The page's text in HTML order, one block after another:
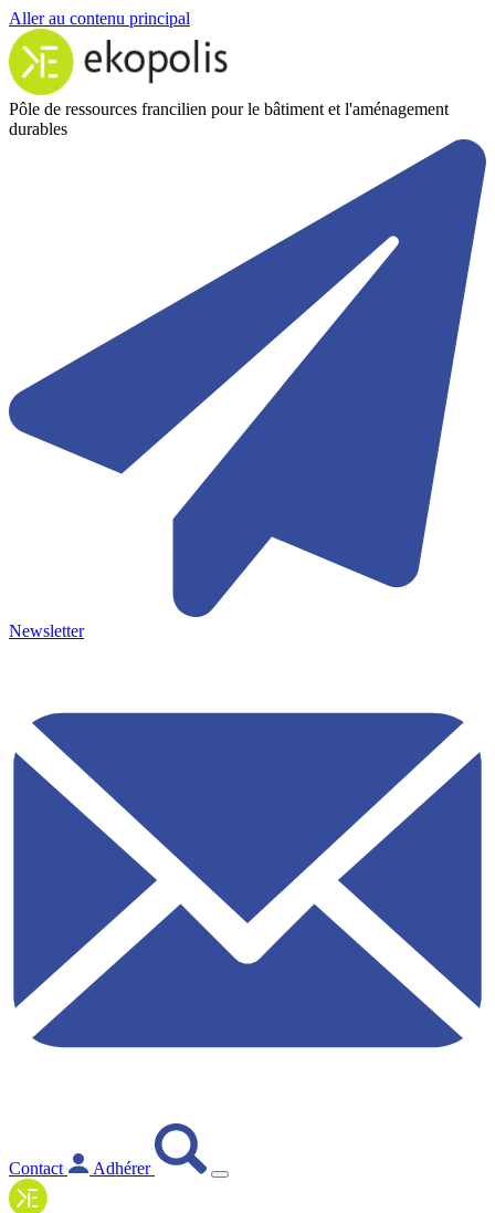
Aller au contenu principal
Pôle de ressources francilien pour le bâtiment et l'aménagement
durables
Newsletter
Contact Adhérer